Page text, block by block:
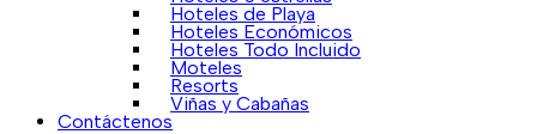
Hoteles de Playa
Hoteles Económicos
Hoteles Todo Incluido
Moteles
Resorts
Viñas y Cabañas
Contáctenos